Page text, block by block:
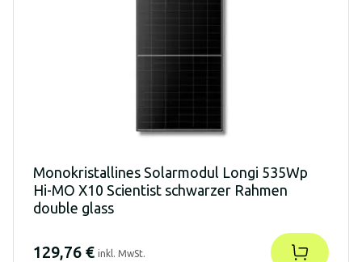
Monokristallines Solarmodul Longi 535Wp
Hi-MO X10 Scientist schwarzer Rahmen
double glass
129,76 € inkl. MwSt.